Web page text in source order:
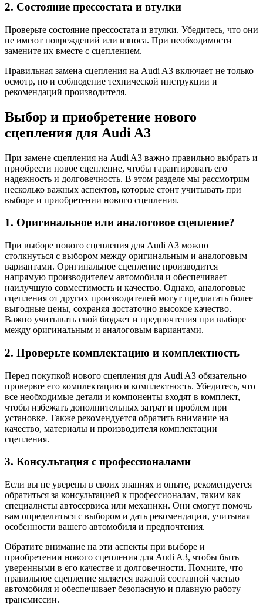
2. Состояние прессостата и втулки
Проверьте состояние прессостата и втулки. Убедитесь, что они
не имеют повреждений или износа. При необходимости
замените их вместе с сцеплением.
Правильная замена сцепления на Audi A3 включает не только
осмотр, но и соблюдение технической инструкции и
рекомендаций производителя.
Выбор и приобретение нового
сцепления для Audi A3
При замене сцепления на Audi A3 важно правильно выбрать и
приобрести новое сцепление, чтобы гарантировать его
надежность и долговечность. В этом разделе мы рассмотрим
несколько важных аспектов, которые стоит учитывать при
выборе и приобретении нового сцепления.
1. Оригинальное или аналоговое сцепление?
При выборе нового сцепления для Audi A3 можно
столкнуться с выбором между оригинальным и аналоговым
вариантами. Оригинальное сцепление производится
напрямую производителем автомобиля и обеспечивает
наилучшую совместимость и качество. Однако, аналоговые
сцепления от других производителей могут предлагать более
выгодные цены, сохраняя достаточно высокое качество.
Важно учитывать свой бюджет и предпочтения при выборе
между оригинальным и аналоговым вариантами.
2. Проверьте комплектацию и комплектность
Перед покупкой нового сцепления для Audi A3 обязательно
проверьте его комплектацию и комплектность. Убедитесь, что
все необходимые детали и компоненты входят в комплект,
чтобы избежать дополнительных затрат и проблем при
установке. Также рекомендуется обратить внимание на
качество, материалы и производителя комплектации
сцепления.
3. Консультация с профессионалами
Если вы не уверены в своих знаниях и опыте, рекомендуется
обратиться за консультацией к профессионалам, таким как
специалисты автосервиса или механики. Они смогут помочь
вам определиться с выбором и дать рекомендации, учитывая
особенности вашего автомобиля и предпочтения.
Обратите внимание на эти аспекты при выборе и
приобретении нового сцепления для Audi A3, чтобы быть
уверенными в его качестве и долговечности. Помните, что
правильное сцепление является важной составной частью
автомобиля и обеспечивает безопасную и плавную работу
трансмиссии.